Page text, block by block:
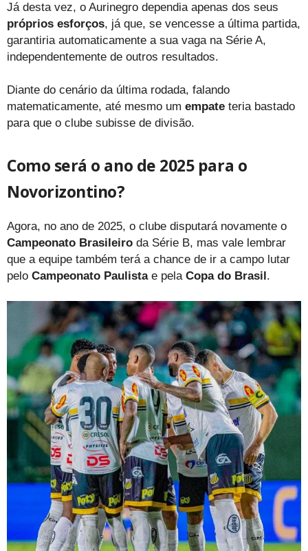
Já desta vez, o Aurinegro dependia apenas dos seus
próprios esforços, já que, se vencesse a última partida,
garantiria automaticamente a sua vaga na Série A,
independentemente de outros resultados.
Diante do cenário da última rodada, falando
matematicamente, até mesmo um empate teria bastado
para que o clube subisse de divisão.
Como será o ano de 2025 para o
Novorizontino?
Agora, no ano de 2025, o clube disputará novamente o
Campeonato Brasileiro da Série B, mas vale lembrar
que a equipe também terá a chance de ir a campo lutar
pelo Campeonato Paulistae pela Copa do Brasil .